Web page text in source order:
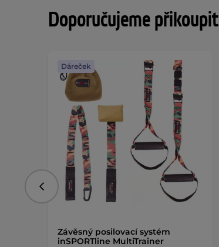
Doporučujeme přikoupit
Závěsný posilovací systém
inSPORTline MultiTrainer
Dáreček
Předchozí